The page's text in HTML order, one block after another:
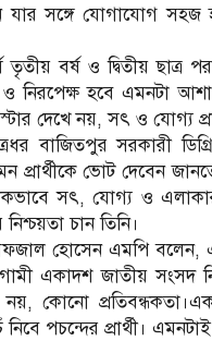
যার সঙ্গে যোগাযোগ
বর্ষ ও দ্বিতীয় ছাত্র
নিরপেক্ষ হবে এমনটা
দেখে নয়, সৎ ও যোগ্য
বাজিতপুর সরকারী
প্রার্থীকে ভোট দেবেন
সৎ, যোগ্য ও এলাকার
চান তিনি।
হোসেন এমপি বলেন,
একাদশ জাতীয় সংসদ
কোনো
পচন্দের প্রার্থী।